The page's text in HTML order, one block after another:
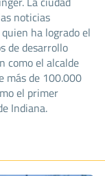
noticias
ha logrado el
de desarrollo
como el alcalde
más de 100.000
el primer
Indiana.